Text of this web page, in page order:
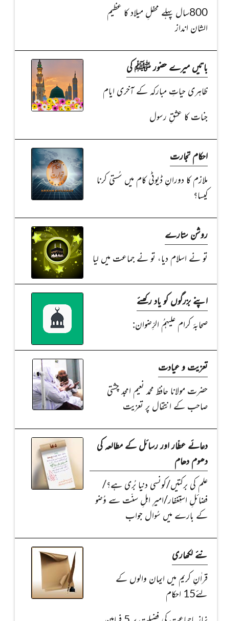
800سال پہلے محفلِ میلاد کا عظیم
الشان انداز
باتیں میرے حضور ﷺ کی
ظاہری حیاتِ مبارکہ کے آخری ایام
جنات کا عشقِ رسول
احکام تجارت
ملازم کا دورانِ ڈیوٹی کام میں سُستی کرنا
کیسا؟
روشن ستارے
تو نے اسلام دیا، تو نے جماعت میں لیا
اپنے بزرگوں کو یاد رکھئے
صحابۂ کرام علیہمُ الرِّضوان:
تعزیت و عیادت
حضرت مولانا حافظ محمد نعیم امجد چشتی
صاحب کے انتقال پر تعزیت
دعائے عطّار اور رسائل کے مطالعہ کی
دھوم دھام
علم کی برکتیں/کونسی دنیا بُری ہے؟/
فضائلِ استِغفار/امیرِ اہلِ سنّت سے وُضو
کے بارے میں سُوال جواب
نئے لکھاری
قراٰنِ کریم میں ایمان والوں کے
لئے15 احکام